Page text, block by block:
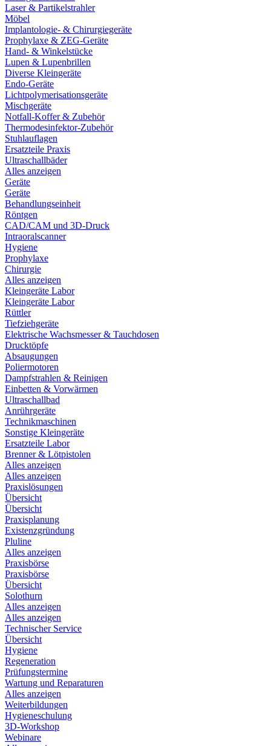
Laser & Partikelstrahler
Möbel
Implantologie- & Chirurgiegeräte
Prophylaxe & ZEG-Geräte
Hand- & Winkelstücke
Lupen & Lupenbrillen
Diverse Kleingeräte
Endo-Geräte
Lichtpolymerisationsgeräte
Mischgeräte
Notfall-Koffer & Zubehör
Thermodesinfektor-Zubehör
Stuhlauflagen
Ersatzteile Praxis
Ultraschallbäder
Alles anzeigen
Geräte
Geräte
Behandlungseinheit
Röntgen
CAD/CAM und 3D-Druck
Intraoralscanner
Hygiene
Prophylaxe
Chirurgie
Alles anzeigen
Kleingeräte Labor
Kleingeräte Labor
Rüttler
Tiefziehgeräte
Elektrische Wachsmesser & Tauchdosen
Drucktöpfe
Absaugungen
Poliermotoren
Dampfstrahlen & Reinigen
Einbetten & Vorwärmen
Ultraschallbad
Anrührgeräte
Technikmaschinen
Sonstige Kleingeräte
Ersatzteile Labor
Brenner & Lötpistolen
Alles anzeigen
Alles anzeigen
Praxislösungen
Übersicht
Übersicht
Praxisplanung
Existenzgründung
Pluline
Alles anzeigen
Praxisbörse
Praxisbörse
Übersicht
Solothurn
Alles anzeigen
Alles anzeigen
Technischer Service
Übersicht
Hygiene
Regeneration
Prüfungstermine
Wartung und Reparaturen
Alles anzeigen
Weiterbildungen
Hygieneschulung
3D-Workshop
Webinare